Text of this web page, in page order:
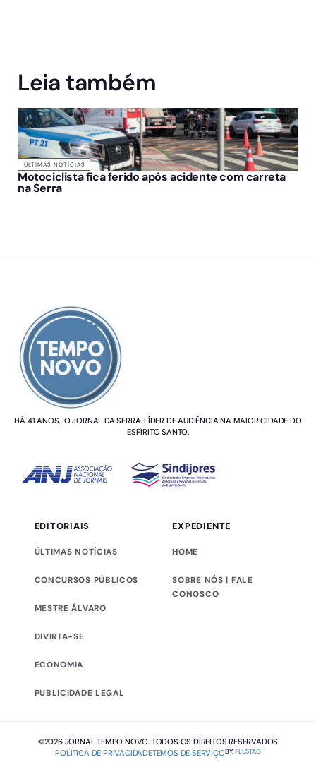
Leia também
ÚLTIMAS NOTÍCIAS
Motociclista fica ferido após acidente com carreta
na Serra
HÁ 41 ANOS, O JORNAL DA SERRA. LÍDER DE AUDIÊNCIA NA MAIOR CIDADE DO
ESPÍRITO SANTO.
EDITORIAIS
ÚLTIMAS NOTÍCIAS
CONCURSOS PÚBLICOS
MESTRE ÁLVARO
DIVIRTA-SE
ECONOMIA
PUBLICIDADE LEGAL
EXPEDIENTE
HOME
SOBRE NÓS | FALE
CONOSCO
©2026 JORNAL TEMPO NOVO. TODOS OS DIREITOS RESERVADOS
POLÍTICA DE PRIVACIDADETEMOS DE SERVIÇOBY:PLUSTAG